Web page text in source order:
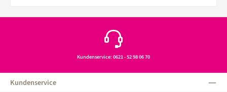
Kundenservice: 0621 - 52 98 06 70
Kundenservice